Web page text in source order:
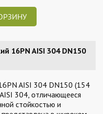
16PN AISI 304 DN150
AISI 304 DN150 (154
304, отличающееся
стойкостью и